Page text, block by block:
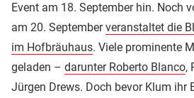
Event am 18. September hin. Noch
am 20. Septemberveranstaltet die
im Hofbräuhaus. Viele prominente
geladen – darunter Roberto Blanco,
Jürgen Drews. Doch bevor Klum ihr